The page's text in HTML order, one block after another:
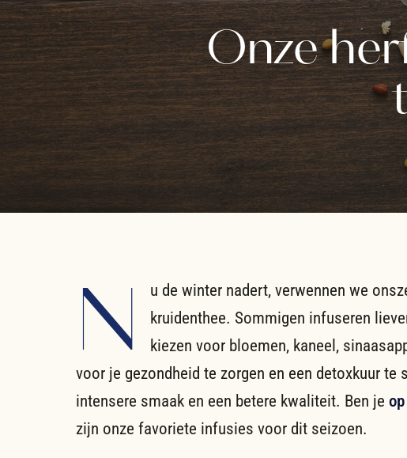
Onze
N
u de winter nadert, verwennen we
kruidenthee. Sommigen infuseren
kiezen voor bloemen, kaneel,
voor je gezondheid te zorgen en een detoxkuur
intensere smaak en een betere kwaliteit. Ben je
zijn onze favoriete infusies voor dit seizoen.